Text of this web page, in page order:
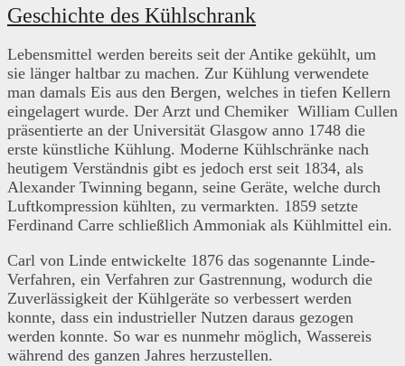
Geschichte des Kühlschrank
Lebensmittel werden bereits seit der Antike gekühlt, um
sie länger haltbar zu machen. Zur Kühlung verwendete
man damals Eis aus den Bergen, welches in tiefen Kellern
eingelagert wurde. Der Arzt und Chemiker William Cullen
präsentierte an der Universität Glasgow anno 1748 die
erste künstliche Kühlung. Moderne Kühlschränke nach
heutigem Verständnis gibt es jedoch erst seit 1834, als
Alexander Twinning begann, seine Geräte, welche durch
Luftkompression kühlten, zu vermarkten. 1859 setzte
Ferdinand Carre schließlich Ammoniak als Kühlmittel ein.
Carl von Linde entwickelte 1876 das sogenannte Linde-
Verfahren, ein Verfahren zur Gastrennung, wodurch die
Zuverlässigkeit der Kühlgeräte so verbessert werden
konnte, dass ein industrieller Nutzen daraus gezogen
werden konnte. So war es nunmehr möglich, Wassereis
während des ganzen Jahres herzustellen.